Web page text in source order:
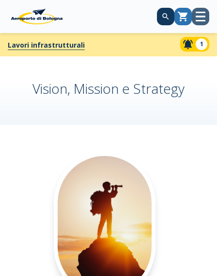
CarrelloApri
Lavori infrastrutturali 1
Vision, Mission e Strategy